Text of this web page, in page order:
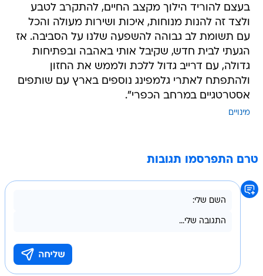
בעצם להוריד הילוך מקצב החיים, להתקרב לטבע
ולצד זה להנות מנוחות, איכות ושירות מעולה והכל
עם תשומת לב גבוהה להשפעה שלנו על הסביבה. אז
הגעתי לבית חדש, שקיבל אותי באהבה ובפתיחות
גדולה, עם דרייב גדול ללכת ולממש את החזון
ולהתפתח לאתרי גלמפינג נוספים בארץ עם שותפים
אסטרטגיים במרחב הכפרי".
מינויים
טרם התפרסמו תגובות